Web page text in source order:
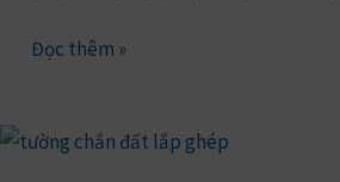
Đọc thêm »
TƯỜNG